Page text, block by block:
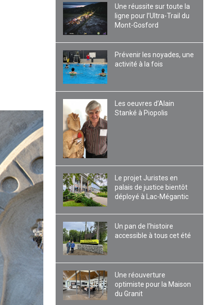
Une réussite sur toute la
ligne pour l’Ultra-Trail du
Mont-Gosford
Prévenir les noyades, une
activité à la fois
Les oeuvres d’Alain
Stanké à Piopolis
Le projet Juristes en
palais de justice bientôt
déployé à Lac-Mégantic
Un pan de l’histoire
accessible à tous cet été
Une réouverture
optimiste pour la Maison
du Granit